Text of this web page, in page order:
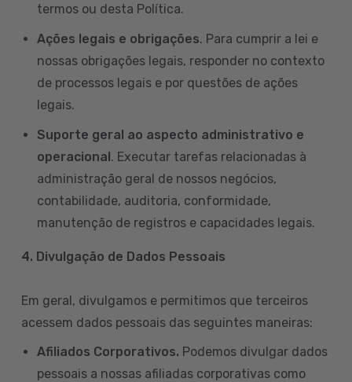
termos ou desta Política.
Ações legais e obrigações. Para cumprir a lei e
nossas obrigações legais, responder no contexto
de processos legais e por questões de ações
legais.
Suporte geral ao aspecto administrativo e
operacional. Executar tarefas relacionadas à
administração geral de nossos negócios,
contabilidade, auditoria, conformidade,
manutenção de registros e capacidades legais.
4. Divulgação de Dados Pessoais
Em geral, divulgamos e permitimos que terceiros
acessem dados pessoais das seguintes maneiras:
Afiliados Corporativos. Podemos divulgar dados
pessoais a nossas afiliadas corporativas como